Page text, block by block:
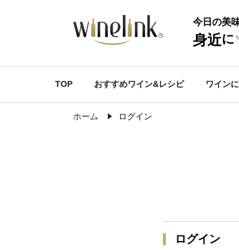
今日の美
身近に
TOP おすすめワイン&レシピ ワイン
ホーム ログイン
ログイン